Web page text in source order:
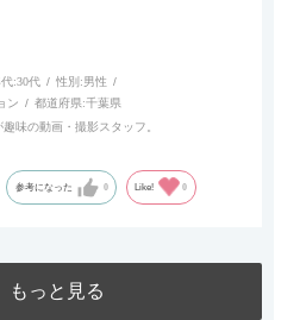
:30代 性別:男性
ン 都道府県:千葉県
味の動画・撮影スタッフ。
参考になった 0 Like! 0
もっと見る